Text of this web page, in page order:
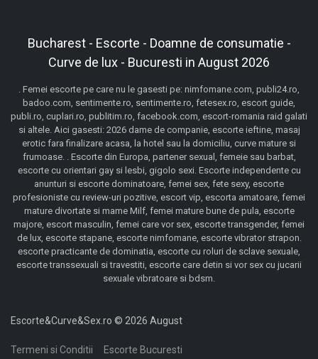
Bucharest - Escorte - Doamne de consumatie -
Curve de lux - Bucuresti in August 2026
. Femei escorte pe care nu le gasesti pe: nimfomane.com, publi24.ro,
badoo.com, sentimente.ro, sentimente.ro, fetesex.ro, escort guide,
publi.ro, cuplari.ro, publitim.ro, facebook.com, escort-romania raid galati
si altele. Aici gasesti: 2026 dame de companie, escorte ieftine, masaj
erotic fara finalizare acasa, la hotel sau la domiciliu, curve mature si
frumoase. . Escorte din Europa, partener sexual, femeie sau barbat,
escorte cu orientari gay si lesbi, gigolo sexi. Escorte independente cu
anunturi si escorte dominatoare, femei sex, fete sexy, escorte
profesioniste cu review-uri pozitive, escort vip, escorta amatoare, femei
mature divortate si mame Milf, femei mature bune de pula, escorte
majore, escort masculin, femei care vor sex, escorte transgender, femei
de lux, escorte stapane, escorte nimfomane, escorte vibrator strapon.
escorte practicante de dominatia, escorte cu roluri de sclave sexuale,
escorte transsexuali si travestiti, escorte care detin si vor sex cu jucarii
sexuale vibratoare si bdsm.
Escorte&Curve&Sex.ro © 2026 August
Termeni si Conditii Escorte Bucuresti